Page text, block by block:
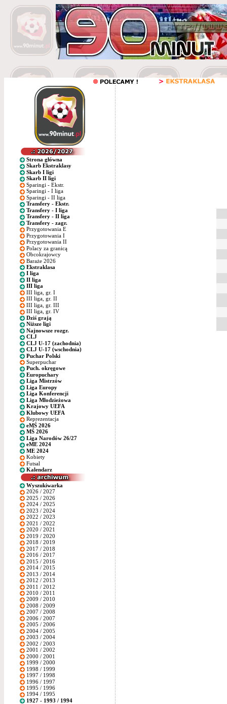
Strona główna
Skarb Ekstraklasy
Skarb I ligi
Skarb II ligi
Sparingi - Ekstr.
Sparingi - I liga
Sparingi - II liga
Transfery - Ekstr.
Transfery - I liga
Transfery - II liga
Transfery - zagr.
Przygotowania E
Przygotowania I
Przygotowania II
Polacy za granicą
Obcokrajowcy
Baraże 2026
Ekstraklasa
I liga
II liga
III liga
III liga, gr. I
III liga, gr. II
III liga, gr. III
III liga, gr. IV
Dziś grają
Niższe ligi
Najnowsze rozgr.
CLJ
CLJ U-17 (zachodnia)
CLJ U-17 (wschodnia)
Puchar Polski
Superpuchar
Puch. okręgowe
Europuchary
Liga Mistrzów
Liga Europy
Liga Konferencji
Liga Młodzieżowa
Krajowy UEFA
Klubowy UEFA
Reprezentacja
eMŚ 2026
MŚ 2026
Liga Narodów 26/27
eME 2024
ME 2024
Kobiety
Futsal
Kalendarz
Wyszukiwarka
2026 / 2027
2025 / 2026
2024 / 2025
2023 / 2024
2022 / 2023
2021 / 2022
2020 / 2021
2019 / 2020
2018 / 2019
2017 / 2018
2016 / 2017
2015 / 2016
2014 / 2015
2013 / 2014
2012 / 2013
2011 / 2012
2010 / 2011
2009 / 2010
2008 / 2009
2007 / 2008
2006 / 2007
2005 / 2006
2004 / 2005
2003 / 2004
2002 / 2003
2001 / 2002
2000 / 2001
1999 / 2000
1998 / 1999
1997 / 1998
1996 / 1997
1995 / 1996
1994 / 1995
1927 - 1993 / 1994